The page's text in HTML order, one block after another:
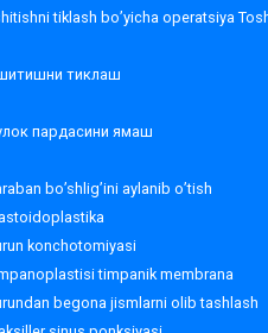
tiklash bo’yicha operatsiya
тиклаш
пардасини ямаш
bo’shlig’ini aylanib o’tish
konchotomiyasi
timpanik membrana
begona jismlarni olib tashlash